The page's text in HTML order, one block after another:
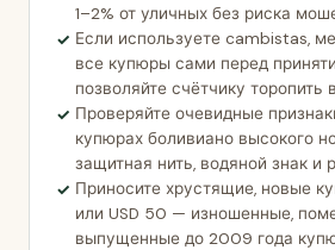
1–2% от уличных без риска
Если используете cambistas,
все купюры сами перед
позволяйте счётчику торопить
Проверяйте очевидные
купюрах боливиано высокого
защитная нить, водяной знак и
Приносите хрустящие, новые
или USD 50 — изношенные,
выпущенные до 2009 года